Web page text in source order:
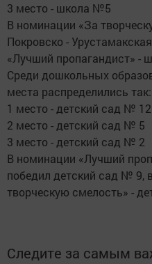
3 место - школа №5
В номинации «За
Покровско -
«Лучший пропагандист» -
Среди дошкольных
места распределились так:
1 место - детский сад № 12
2 место - детский сад № 5
3 место - детский сад № 2
В номинации «Лучший
победил детский сад № 9,
творческую смелость» -
Следите за самым